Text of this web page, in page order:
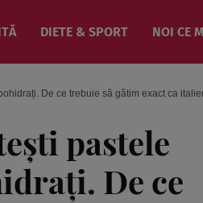
DIETE & SPORT NOI CE
De ce trebuie să gătim exact ca
pastele
De ce